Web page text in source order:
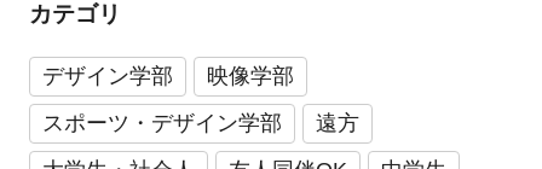
カテゴリ
デザイン学部
映像学部
スポーツ・デザイン学部
遠方